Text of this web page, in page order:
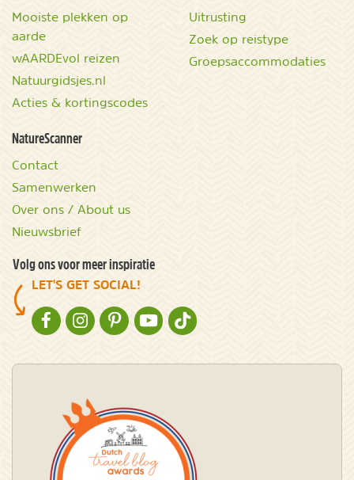
Mooiste plekken op
aarde
wAARDEvol reizen
Natuurgidsjes.nl
Acties & kortingscodes
Uitrusting
Zoek op reistype
Groepsaccommodaties
NatureScanner
Contact
Samenwerken
Over ons / About us
Nieuwsbrief
Volg ons voor meer inspiratie
LET'S GET SOCIAL!
NATURESCANNER OP FACEBOOK
NATURESCANNER OP INSTAGRAM
NATURESCANNER OP PINTEREST
NATURESCANNER OP YOUTUBE
NATURESCANNER OP TIKTOK